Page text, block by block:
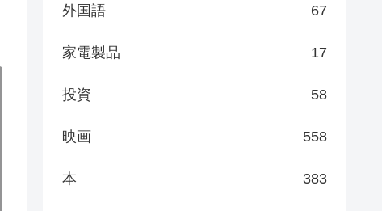
外国語 67
家電製品 17
投資 58
映画 558
本 383